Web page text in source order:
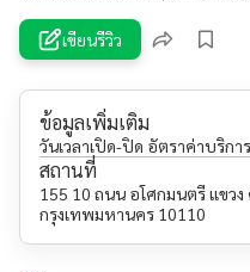
เขียนรีวิว
ข้อมูลเพิ่มเติม
วันเวลาเปิด-ปิด อัตราค่าบริก
สถานที่
155 10 ถนน อโศกมนตรี แขว
กรุงเทพมหานคร 10110